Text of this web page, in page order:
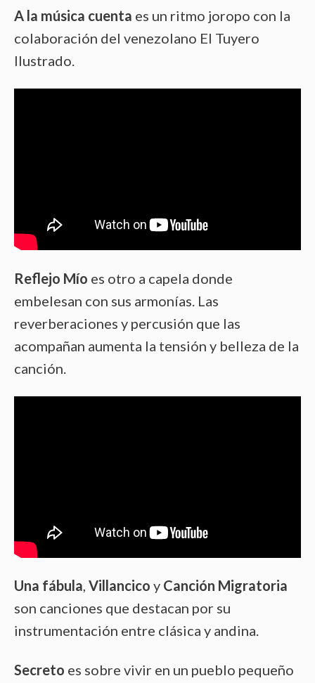
A la música cuenta es un ritmo joropo con la
colaboración del venezolano El Tuyero
Ilustrado.
Reflejo Mío es otro a capela donde
embelesan con sus armonías. Las
reverberaciones y percusión que las
acompañan aumenta la tensión y belleza de la
canción.
Una fábula, Villancico y Canción Migratoria
son canciones que destacan por su
instrumentación entre clásica y andina.
Secreto es sobre vivir en un pueblo pequeño